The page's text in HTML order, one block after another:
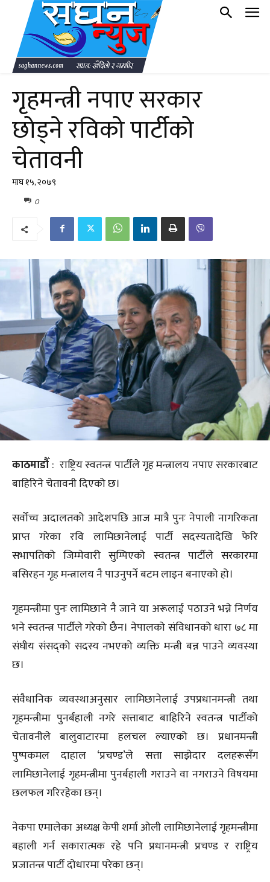
गृहमन्त्री नपाए सरकार
छोड्ने रविको पार्टीको
चेतावनी
माघ १५, २०७९
0
काठमाडौँ: राष्ट्रिय स्वतन्त्र पार्टीले गृह मन्त्रालय नपाए सरकारबाट
बाहिरिने चेतावनी दिएको छ।
सर्वोच्च अदालतको आदेशपछि आज मात्रै पुनः नेपाली नागरिकता
प्राप्त गरेका रवि लामिछानेलाई पार्टी सदस्यतादेखि फेरि
सभापतिको जिम्मेवारी सुम्पिएको स्वतन्त्र पार्टीले सरकारमा
बसिरहन गृह मन्त्रालय नै पाउनुपर्ने बटम लाइन बनाएको हो।
गृहमन्त्रीमा पुनः लामिछाने नै जाने या अरूलाई पठाउने भन्ने निर्णय
भने स्वतन्त्र पार्टीले गरेको छैन। नेपालको संविधानको धारा ७८ मा
संघीय संसद्को सदस्य नभएको व्यक्ति मन्त्री बन्न पाउने व्यवस्था
छ।
संवैधानिक व्यवस्थाअनुसार लामिछानेलाई उपप्रधानमन्त्री तथा
गृहमन्त्रीमा पुनर्बहाली नगरे सत्ताबाट बाहिरिने स्वतन्त्र पार्टीको
चेतावनीले बालुवाटारमा हलचल ल्याएको छ। प्रधानमन्त्री
पुष्पकमल दाहाल ‘प्रचण्ड’ले सत्ता साझेदार दलहरूसँग
लामिछानेलाई गृहमन्त्रीमा पुनर्बहाली गराउने वा नगराउने विषयमा
छलफल गरिरहेका छन्।
नेकपा एमालेका अध्यक्ष केपी शर्मा ओली लामिछानेलाई गृहमन्त्रीमा
बहाली गर्न सकारात्मक रहे पनि प्रधानमन्त्री प्रचण्ड र राष्ट्रिय
प्रजातन्त्र पार्टी दोधारमा परेका छन्।